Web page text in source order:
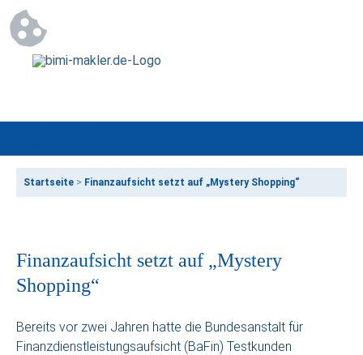
Startseite > Finanzaufsicht setzt auf „Mystery Shopping“
Finanzaufsicht setzt auf „Mystery
Shopping“
Bereits vor zwei Jahren hatte die Bundesanstalt für
Finanzdienstleistungsaufsicht (BaFin) Testkunden